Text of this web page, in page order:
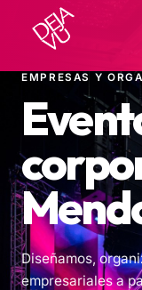
content
EMPRESAS Y
Diseñamos,
empresariales a